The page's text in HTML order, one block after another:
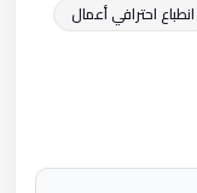
انطباع احترافي أعمال